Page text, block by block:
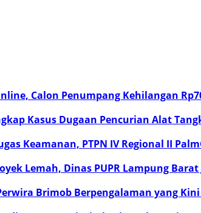
Calon Penumpang Kehilangan
Kasus Dugaan Pencurian Alat
Keamanan, PTPN IV Regional II
Lemah, Dinas PUPR Lampung
Brimob Berpengalaman yang